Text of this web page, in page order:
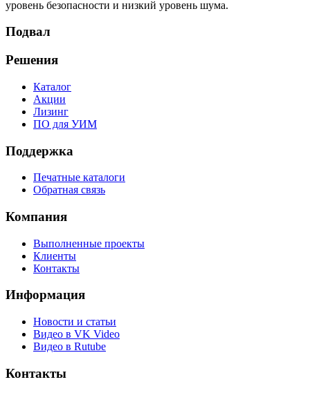
уровень безопасности и низкий уровень шума.
Подвал
Решения
Каталог
Акции
Лизинг
ПО для УИМ
Поддержка
Печатные каталоги
Обратная связь
Компания
Выполненные проекты
Клиенты
Контакты
Информация
Новости и статьи
Видео в VK Video
Видео в Rutube
Контакты